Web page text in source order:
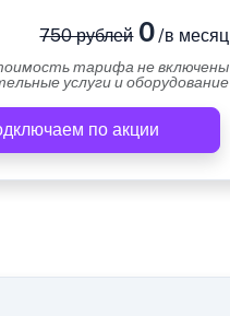
750 рублей0/в месяц
тарифа не включены
услуги и оборудование
по акции